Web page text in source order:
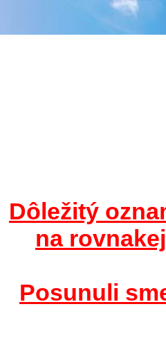
Dôležitý
na
Posunuli